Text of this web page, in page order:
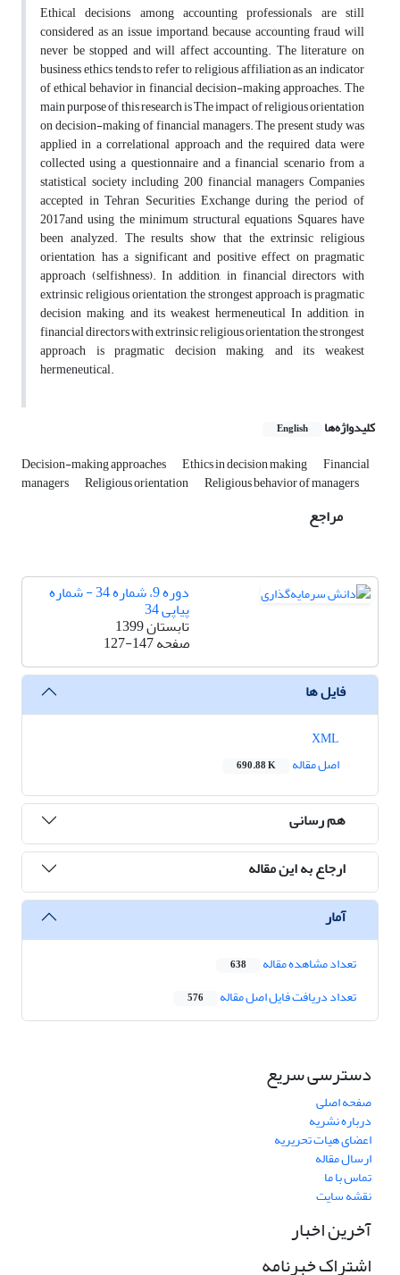
Ethical decisions among accounting professionals are still
considered as an issue importand, because accounting fraud will
never be stopped and will affect accounting. The literature on
business ethics tends to refer to religious affiliation as an indicator
of ethical behavior in financial decision-making approaches. The
main purpose of this research is The impact of religious orientation
on decision-making of financial managers. The present study was
applied in a correlational approach and the required data were
collected using a questionnaire and a financial scenario from a
statistical society including 200 financial managers Companies
accepted in Tehran Securities Exchange during the period of
2017and using the minimum structural equations Squares have
been analyzed. The results show that the extrinsic religious
orientation, has a significant and positive effect on pragmatic
approach (selfishness). In addition, in financial directors with
extrinsic religious orientation, the strongest approach is pragmatic
decision making, and its weakest hermeneutical In addition, in
financial directors with extrinsic religious orientation, the strongest
approach is pragmatic decision making, and its weakest
hermeneutical.
کلیدواژه‌ها English
Decision-making approaches Ethics in decision making Financial
managers Religious orientation Religious behavior of managers
مراجع
دوره 9، شماره 34 - شماره
پیاپی 34
تابستان 1399
صفحه127-147
فایل ها
اصل مقاله
690.88 K
هم رسانی
ارجاع به این مقاله
آمار
تعداد مشاهده مقاله 638
تعداد دریافت فایل اصل مقاله 576
دسترسی سریع
صفحه اصلی
درباره نشریه
اعضای هیات تحریریه
ارسال مقاله
تماس با ما
نقشه سایت
آخرین اخبار
اشتراک خبرنامه